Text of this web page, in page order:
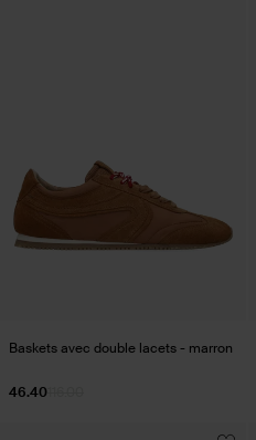
Baskets avec double lacets - marron
46.40